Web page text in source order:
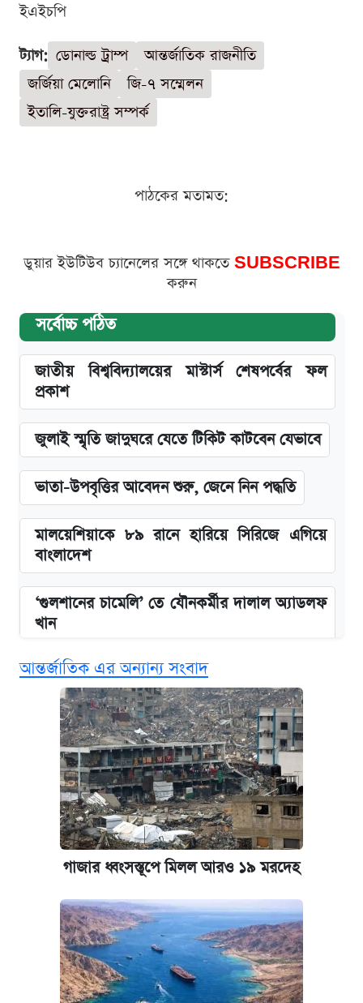
ইএইচপি
ট্যাগ: ডোনাল্ড ট্রাম্প
আন্তর্জাতিক রাজনীতি
জর্জিয়া মেলোনি
জি-৭ সম্মেলন
ইতালি-যুক্তরাষ্ট্র সম্পর্ক
পাঠকের মতামত:
ডুয়ার ইউটিউব চ্যানেলের সঙ্গে থাকতে SUBSCRIBE
করুন
সর্বোচ্চ পঠিত
জাতীয় বিশ্ববিদ্যালয়ের মাস্টার্স শেষপর্বের ফল
প্রকাশ
জুলাই স্মৃতি জাদুঘরে যেতে টিকিট কাটবেন যেভাবে
ভাতা-উপবৃত্তির আবেদন শুরু, জেনে নিন পদ্ধতি
মালয়েশিয়াকে ৮৯ রানে হারিয়ে সিরিজে এগিয়ে
বাংলাদেশ
‘গুলশানের চামেলি’ তে যৌনকর্মীর দালাল অ্যাডলফ
খান
এক ক্লিকে জেনে নিন আইফোন ১৮ প্রো ম্যাক্সের
দাম ও ফিচার
কবে শুরু হচ্ছে ঢাবির ভর্তি আবেদন, জানাল কর্তৃপক্ষ
নবম জাতীয় পে-স্কেল নিয়ে সর্বশেষ যা জানা গেল
আজকের বাজারে স্বর্ণ-রুপার দাম (৫ আগস্ট)
পাঁচ দপ্তরে নতুন সচিব নিয়োগ দিল সরকার
কবে হবে মেডিকেল ভর্তি পরীক্ষা, জানা গেল যা
আজকের বাজারে স্বর্ণের দাম (৪ আগস্ট)
আন্তর্জাতিক এর অন্যান্য সংবাদ
গাজার ধ্বংসস্তূপে মিলল আরও ১৯ মরদেহ